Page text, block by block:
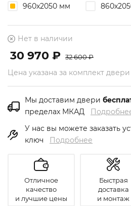
960х2050 мм
Нет в наличии
30 970 ₽ 32 600 ₽
Цена указана за комплект
Мы доставим двери
пределах МКАД
У нас вы можете заказать
ключ Подробнее
Отличное
качество
и лучшие цены
Быстрая
доставка
и монтаж